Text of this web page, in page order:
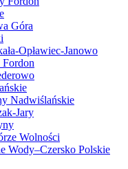
Góra
Opławiec-Janowo
Fordon
Nadwiślańskie
Jary
Wolności
Wody–Czersko Polskie